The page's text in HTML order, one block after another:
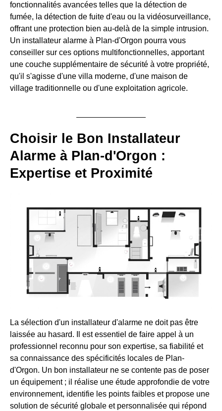
fonctionnalités avancées telles que la détection de
fumée, la détection de fuite d'eau ou la vidéosurveillance,
offrant une protection bien au-delà de la simple intrusion.
Un installateur alarme à Plan-d'Orgon pourra vous
conseiller sur ces options multifonctionnelles, apportant
une couche supplémentaire de sécurité à votre propriété,
qu'il s'agisse d'une villa moderne, d'une maison de
village traditionnelle ou d'une exploitation agricole.
Choisir le Bon Installateur
Alarme à Plan-d'Orgon :
Expertise et Proximité
La sélection d'un installateur d'alarme ne doit pas être
laissée au hasard. Il est essentiel de faire appel à un
professionnel reconnu pour son expertise, sa fiabilité et
sa connaissance des spécificités locales de Plan-
d'Orgon. Un bon installateur ne se contente pas de poser
un équipement ; il réalise une étude approfondie de votre
environnement, identifie les points faibles et propose une
solution de sécurité globale et personnalisée qui répond